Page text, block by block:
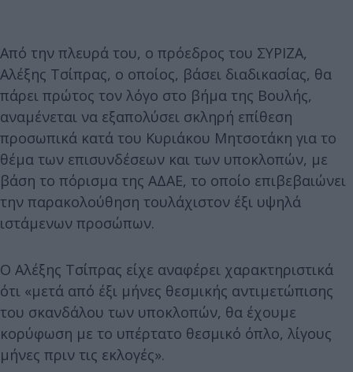
Από την πλευρά του, ο πρόεδρος του ΣΥΡΙΖΑ,
Αλέξης Τσίπρας, ο οποίος, βάσει διαδικασίας, θα
πάρει πρώτος τον λόγο στο βήμα της Βουλής,
αναμένεται να εξαπολύσει σκληρή επίθεση
προσωπικά κατά του Κυριάκου Μητσοτάκη για το
θέμα των επισυνδέσεων και των υποκλοπών, με
βάση το πόρισμα της ΑΔΑΕ, το οποίο επιβεβαιώνει
την παρακολούθηση τουλάχιστον έξι υψηλά
ιστάμενων προσώπων.
Ο Αλέξης Τσίπρας είχε αναφέρει χαρακτηριστικά
ότι «μετά από έξι μήνες θεσμικής αντιμετώπισης
του σκανδάλου των υποκλοπών, θα έχουμε
κορύφωση με το υπέρτατο θεσμικό όπλο, λίγους
μήνες πριν τις εκλογές».